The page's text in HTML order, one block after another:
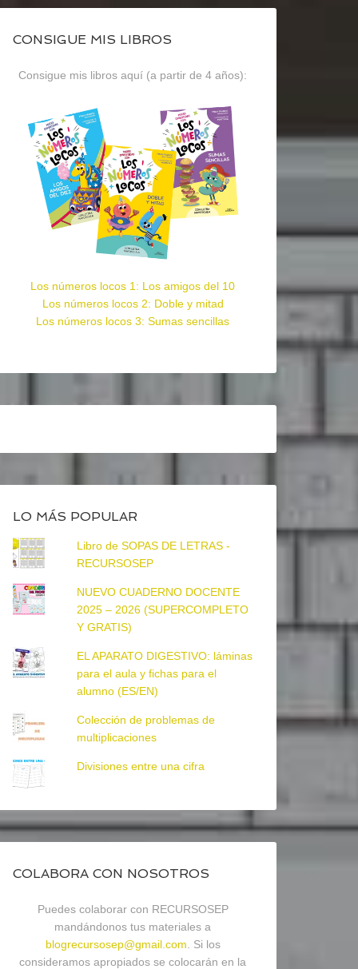
CONSIGUE MIS LIBROS
Consigue mis libros aquí (a partir de 4 años):
Los números locos 1: Los amigos del 10
Los números locos 2: Doble y mitad
Los números locos 3: Sumas sencillas
LO MÁS POPULAR
Libro de SOPAS DE LETRAS -
RECURSOSEP
NUEVO CUADERNO DOCENTE
2025 – 2026 (SUPERCOMPLETO
Y GRATIS)
EL APARATO DIGESTIVO: láminas
para el aula y fichas para el
alumno (ES/EN)
Colección de problemas de
multiplicaciones
Divisiones entre una cifra
COLABORA CON NOSOTROS
Puedes colaborar con RECURSOSEP
mandándonos tus materiales a
blogrecursosep@gmail.com . Si los
consideramos apropiados se colocarán en la